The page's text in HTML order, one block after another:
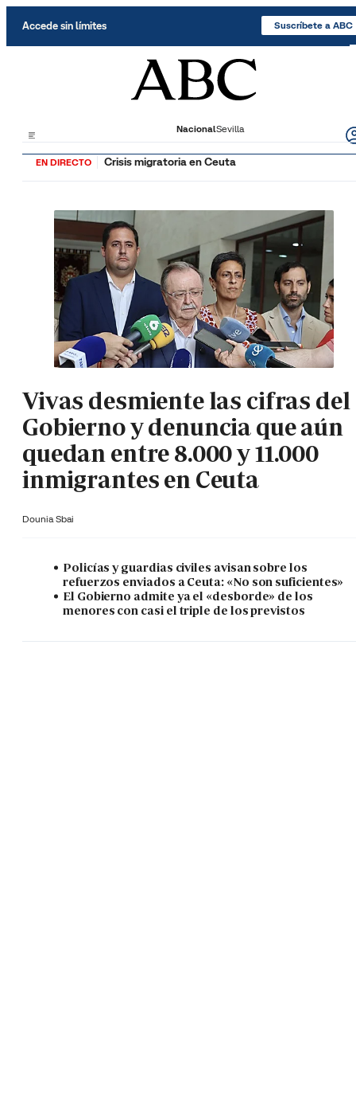
Accede sin límites Suscríbete a ABC
NacionalSevilla
EN DIRECTO Crisis migratoria en Ceuta
Vivas desmiente las cifras del
Gobierno y denuncia que aún
quedan entre 8.000 y 11.000
inmigrantes en Ceuta
Dounia Sbai
Policías y guardias civiles avisan sobre los
refuerzos enviados a Ceuta: «No son suficientes»
El Gobierno admite ya el «desborde» de los
menores con casi el triple de los previstos